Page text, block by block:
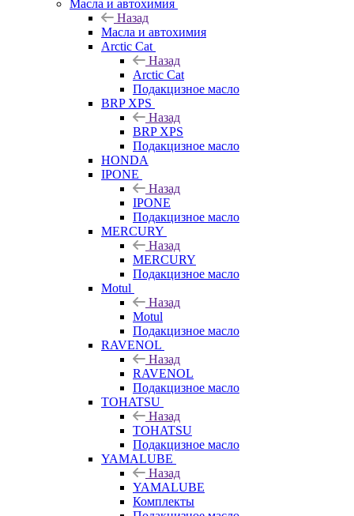
Масла и автохимия
Назад
Масла и автохимия
Arctic Cat
Назад
Arctic Cat
Подакцизное масло
BRP XPS
Назад
BRP XPS
Подакцизное масло
HONDA
IPONE
Назад
IPONE
Подакцизное масло
MERCURY
Назад
MERCURY
Подакцизное масло
Motul
Назад
Motul
Подакцизное масло
RAVENOL
Назад
RAVENOL
Подакцизное масло
TOHATSU
Назад
TOHATSU
Подакцизное масло
YAMALUBE
Назад
YAMALUBE
Комплекты